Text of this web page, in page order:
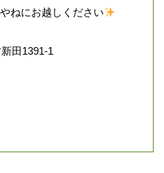
ねにお越しください
田1391-1